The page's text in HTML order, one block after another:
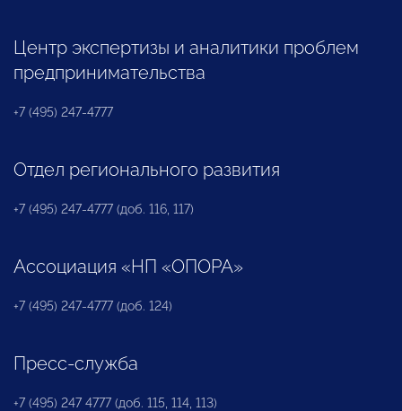
Центр экспертизы и аналитики проблем
предпринимательства
+7 (495) 247-4777
Отдел регионального развития
+7 (495) 247-4777 (доб. 116, 117)
Ассоциация «НП «ОПОРА»
+7 (495) 247-4777 (доб. 124)
Пресс-служба
+7 (495) 247 4777 (доб. 115, 114, 113)